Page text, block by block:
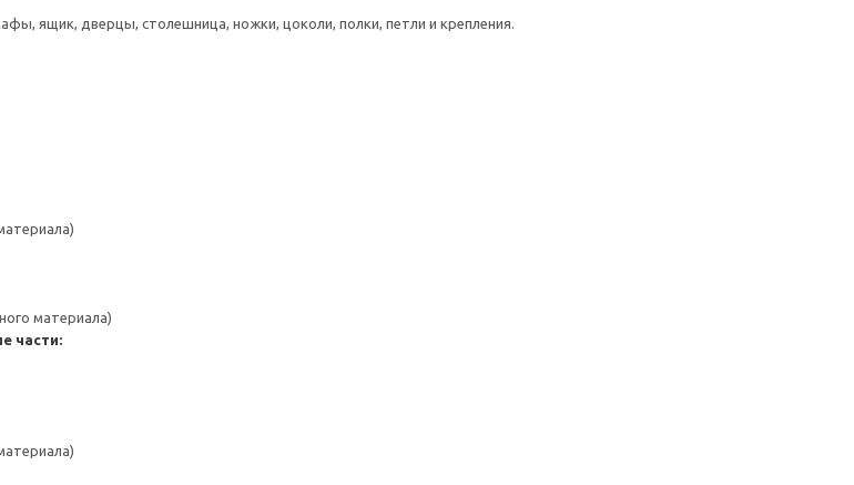
ящик, дверцы, столешница, ножки, цоколи, полки, петли и крепления.
материала)
части: